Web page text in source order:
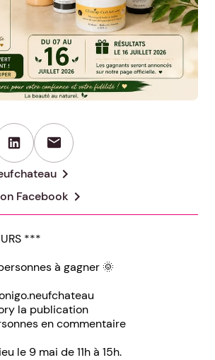
mail
chevron_right
Facebook chevron_right
***
à gagner 🌞
la publication
en commentaire
le 9 mai de 11h à 15h.